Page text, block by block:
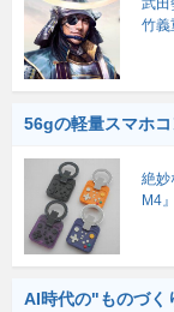
武
竹義
56gの軽量スマホ
絶妙
M4
AI時代の"ものづく